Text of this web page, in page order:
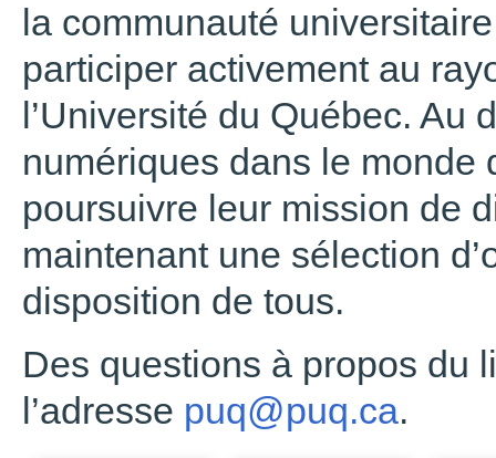
la communauté
participer activement au
l’Université du Québec. Au
numériques dans le monde
poursuivre leur mission de
maintenant une sélection
disposition de tous.
Des questions à propos du
l’adresse puq@puq.ca.